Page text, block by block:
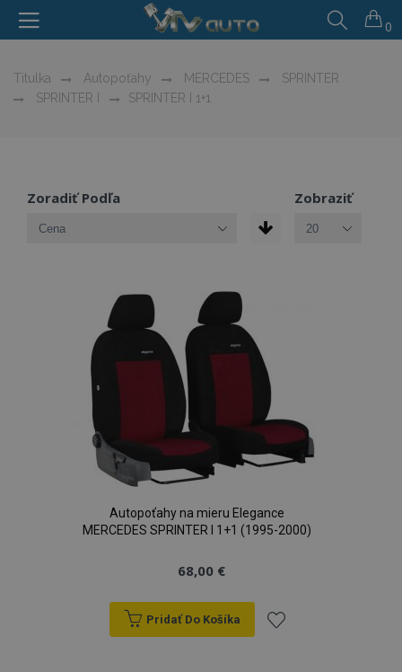
0
Titulka Autopoťahy MERCEDES
SPRINTER
SPRINTER I
SPRINTER I 1+1
Zoradiť Podľa Zobraziť
Autopoťahy na mieru Elegance
MERCEDES SPRINTER I 1+1 (1995-2000)
68,00 €
Pridať Do Košíka